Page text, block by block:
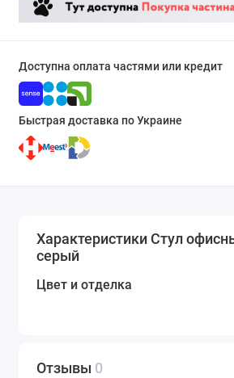
Доступна оплата частями или кредит
Быстрая доставка по Украине
Характеристики Стул
серый
Цвет и отделка
Отзывы 0